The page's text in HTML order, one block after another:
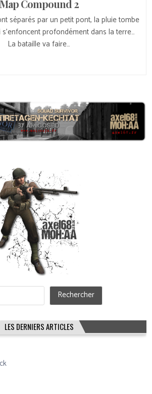
Map Compound 2
séparés par un petit pont, la pluie tombe
profondément dans la terre…
La bataille va faire…
Rechercher
LES DERNIERS ARTICLES